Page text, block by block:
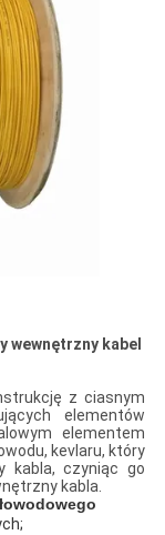
wewnętrzny kabel
z ciasnym
elementów
elementem
kevlaru, który
kabla, czyniąc go
kabla.